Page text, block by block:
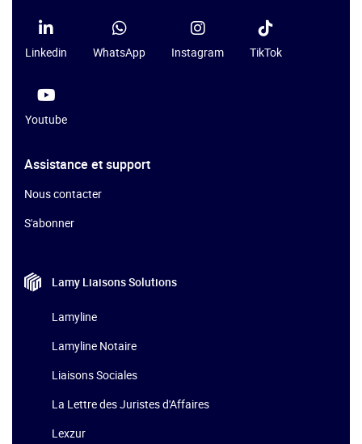
Linkedin WhatsApp Instagram TikTok
Youtube
Assistance et support
Nous contacter
S'abonner
Lamy LiaisonsSolutions
Lamyline
Lamyline Notaire
Liaisons Sociales
La Lettre des Juristes d'Affaires
Lexzur